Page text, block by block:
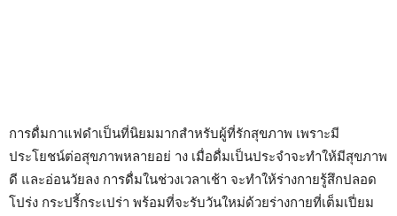
การดื่มกาแฟดำเป็นที่นิยมมากสำหรับผู้ที่รักสุขภาพ เพราะมี
ประโยชน์ต่อสุขภาพหลายอย่ าง เมื่อดื่มเป็นประจำจะทำให้มีสุขภาพ
ดี และอ่อนวัยลง การดื่มในช่วงเวลาเช้า จะทำให้ร่างกายรู้สึกปลอด
โปร่ง กระปรี้กระเปร่า พร้อมที่จะรับวันใหม่ด้วยร่างกายที่เต็มเปี่ยม